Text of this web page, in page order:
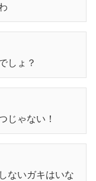
しょ？
じゃない！
ないガキはいな